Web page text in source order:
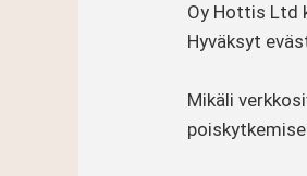
Oy Hottis Ltd
Hyväksyt
Mikäli